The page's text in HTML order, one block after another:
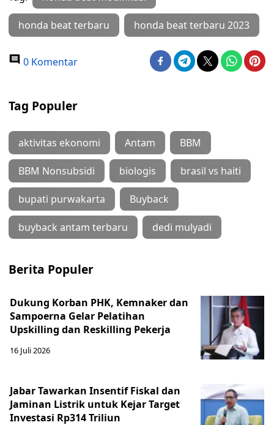
honda beat terbaru honda beat terbaru 2023
0 Komentar
Tag Populer
aktivitas ekonomi Antam BBM
BBM Nonsubsidi biologis brasil vs haiti
bupati purwakarta Buyback
buyback antam terbaru dedi mulyadi
Berita Populer
Dukung Korban PHK, Kemnaker dan
Sampoerna Gelar Pelatihan
Upskilling dan Reskilling Pekerja
16 Juli 2026
Jabar Tawarkan Insentif Fiskal dan
Jaminan Listrik untuk Kejar Target
Investasi Rp314 Triliun